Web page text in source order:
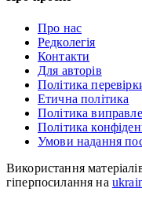
Про нас
Редколегія
Контакти
Для авторів
Політика
Етична політика
Політика
Політика
Умови надання
Використання
гіперпосилання на